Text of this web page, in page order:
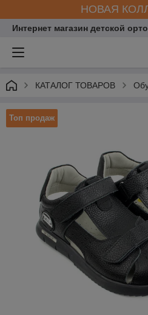
НОВАЯ
Интернет магазин детской
КАТАЛОГ ТОВАРОВ
Топ продаж